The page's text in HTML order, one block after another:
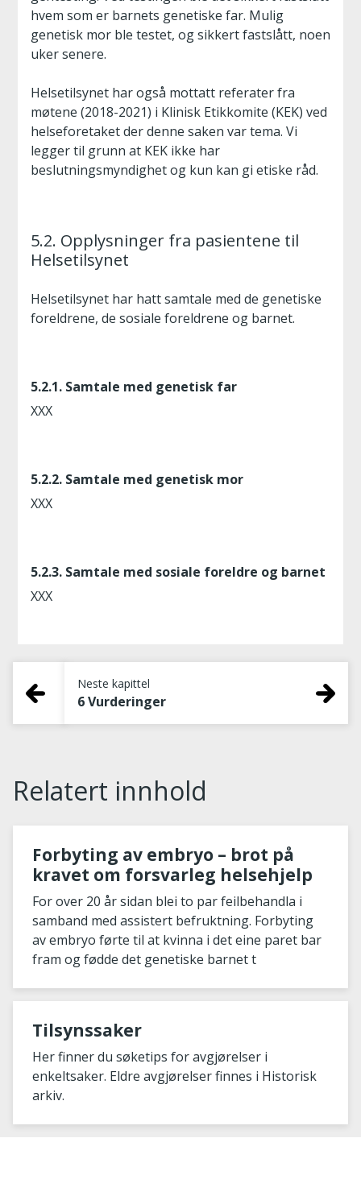
hvem som er barnets genetiske far. Mulig
genetisk mor ble testet, og sikkert fastslått, noen
uker senere.
Helsetilsynet har også mottatt referater fra
møtene (2018-2021) i Klinisk Etikkomite (KEK) ved
helseforetaket der denne saken var tema. Vi
legger til grunn at KEK ikke har
beslutningsmyndighet og kun kan gi etiske råd.
5.2. Opplysninger fra pasientene til
Helsetilsynet
Helsetilsynet har hatt samtale med de genetiske
foreldrene, de sosiale foreldrene og barnet.
5.2.1. Samtale med genetisk far
XXX
5.2.2. Samtale med genetisk mor
XXX
5.2.3. Samtale med sosiale foreldre og barnet
XXX
Neste kapittel
6 Vurderinger
Relatert innhold
Forbyting av embryo – brot på
kravet om forsvarleg helsehjelp
For over 20 år sidan blei to par feilbehandla i
samband med assistert befruktning. Forbyting
av embryo førte til at kvinna i det eine paret bar
fram og fødde det genetiske barnet t
Tilsynssaker
Her finner du søketips for avgjørelser i
enkeltsaker. Eldre avgjørelser finnes i Historisk
arkiv.